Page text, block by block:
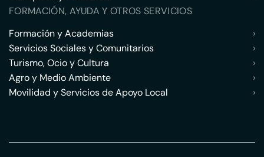
FORMACIÓN, AYUDA Y OTROS SERVICIOS
Formación y Academias
›
Servicios Sociales y Comunitarios
›
Turismo, Ocio y Cultura
›
Agro y Medio Ambiente
›
Movilidad y Servicios de Apoyo Local
›